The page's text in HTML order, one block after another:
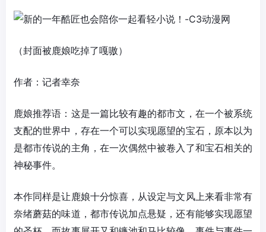
（封面被鹿娘吃掉了嘎嗷）
作者：记者幸奈
鹿娘推荐语：这是一篇比较有趣的都市文，在一个被系统
支配的世界中，存在一个可以实现愿望的宝石，原本以为
是都市传说的主角，在一次偶然中被卷入了和宝石相关的
神秘事件。
本作同样是让鹿娘十分惊喜，从设定与文风上来看非常有
奈绪蘑菇的味道，都市传说加点悬疑，还有能够实现愿望